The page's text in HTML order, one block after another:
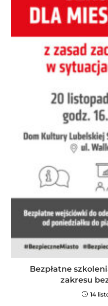
Bezpłatne
zakresu
14